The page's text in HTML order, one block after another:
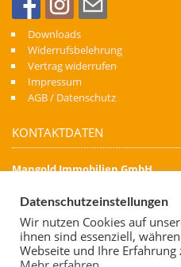
Downloads
Widerrufsbelehrung
Vertrag widerrufen
Impressum
AGB / Datenschutz
KONTAKTDATEN
Mangold Immobilien GmbH
Kapellenstraße 74
88471 Laupheim
Telefon: 07392 700 06 62
Datenschutzeinstellungen
Wir nutzen Cookies auf
ihnen sind essenziell,
Webseite und Ihre Erfahrung